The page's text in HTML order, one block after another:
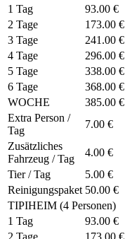
1 Tag
93.00 €
2 Tage
173.00 €
3 Tage
241.00 €
4 Tage
296.00 €
5 Tage
338.00 €
6 Tage
368.00 €
WOCHE
385.00 €
Extra Person /
Tag
7.00 €
Zusätzliches
Fahrzeug / Tag
4.00 €
Tier / Tag
5.00 €
Reinigungspaket 50.00 €
TIPIHEIM (4 Personen)
1 Tag
93.00 €
2 Tage
173.00 €